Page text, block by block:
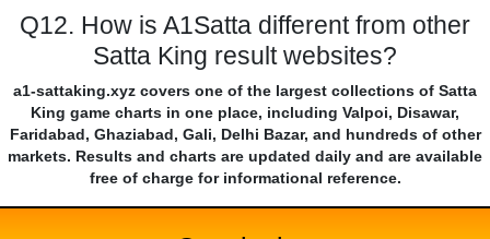
Q12. How is A1Satta different from other
Satta King result websites?
a1-sattaking.xyz covers one of the largest collections of Satta
King game charts in one place, including Valpoi, Disawar,
Faridabad, Ghaziabad, Gali, Delhi Bazar, and hundreds of other
markets. Results and charts are updated daily and are available
free of charge for informational reference.